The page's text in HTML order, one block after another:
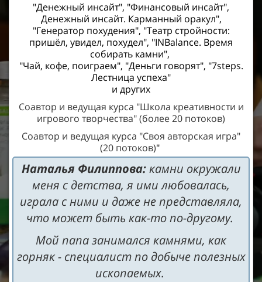
"Денежный инсайт", "Финансовый инсайт",
Денежный инсайт. Карманный оракул",
"Генератор похудения", "Театр стройности:
пришёл, увидел, похудел", "INBalance. Время
собирать камни",
"Чай, кофе, поиграем", "Деньги говорят", "7steps.
Лестница успеха"
и других
Соавтор и ведущая курса "Школа креативности и
игрового творчества" (более 20 потоков)
Соавтор и ведущая курса "Своя авторская игра"
(20 потоков)"
Наталья Филиппова:камни окружали
меня с детства, я ими любовалась,
играла с ними и даже не представляла,
что может быть как-то по-другому.
Мой папа занимался камнями, как
горняк - специалист по добыче полезных
ископаемых.